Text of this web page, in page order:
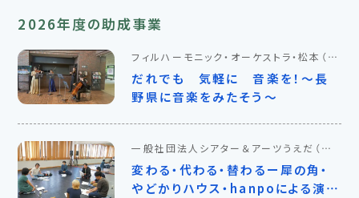
2026年度の助成事業
フィルハーモニック・オーケストラ・松本 （諏
訪市）
だれでも 気軽に 音楽を！～長
野県に音楽をみたそう～
一般社団法人シアター＆アーツうえだ （上
田市）
変わる・代わる・替わるー犀の角・
やどかりハウス・hanpoによる演劇